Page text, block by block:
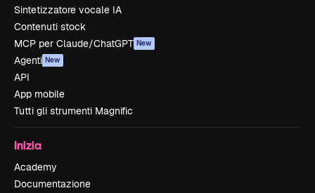
Sintetizzatore vocale IA
Contenuti stock
MCP per Claude/ChatGPT New
Agenti New
API
App mobile
Tutti gli strumenti Magnific
Inizia
Academy
Documentazione